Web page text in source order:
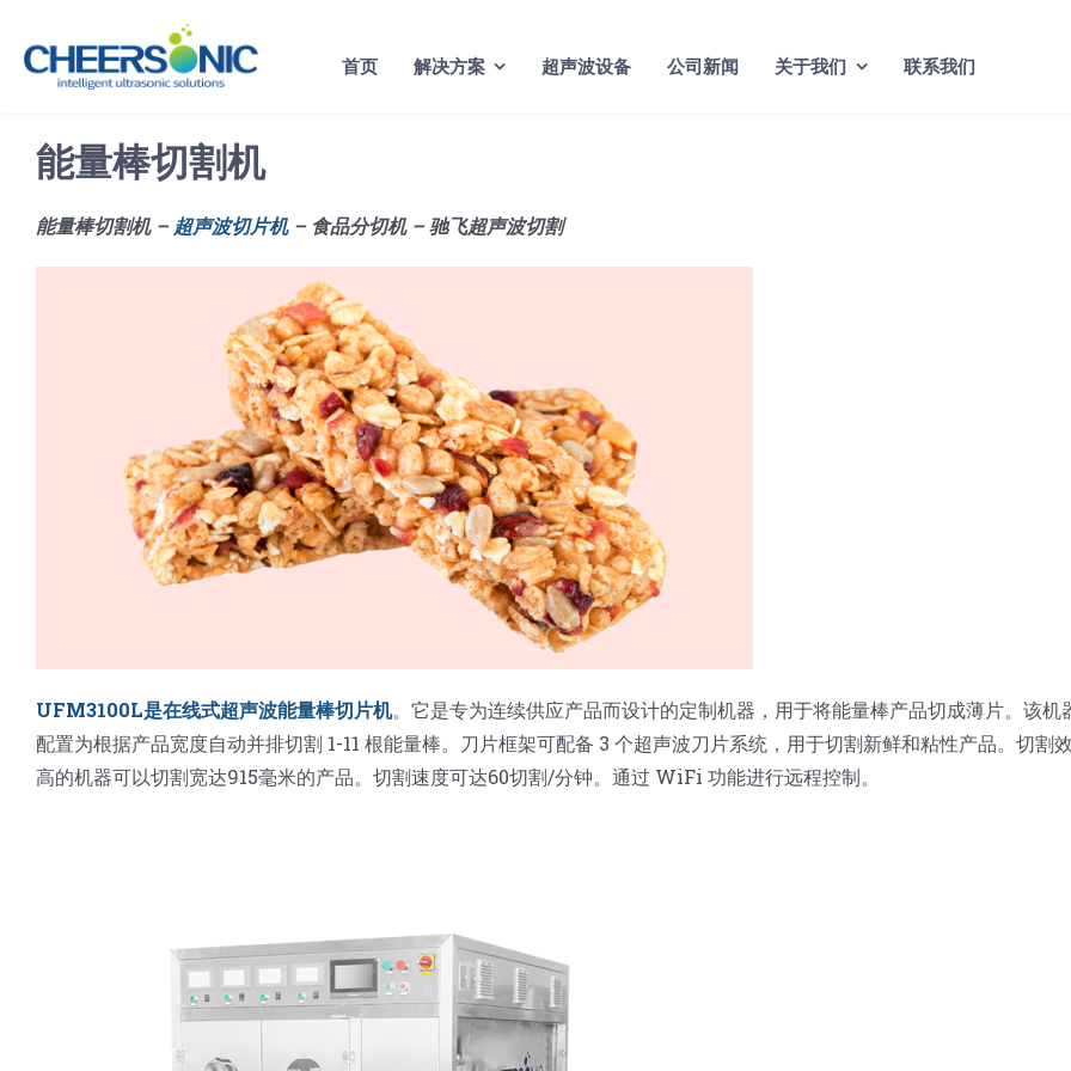
content
首页 解决方案 超声波设备 公司新闻 关于我们 联系我们
能量棒切割机
能量棒切割机 – 超声波切片机– 食品分切机 – 驰飞超声波切割
UFM3100L是在线式超声波能量棒切片机。它是专为连续供应产品而设计的定制机器，用于将能量棒产品切成薄片。该机
配置为根据产品宽度自动并排切割 1-11 根能量棒。刀片框架可配备 3 个超声波刀片系统，用于切割新鲜和粘性产品。切割
高的机器可以切割宽达915毫米的产品。切割速度可达60切割/分钟。通过 WiFi 功能进行远程控制。